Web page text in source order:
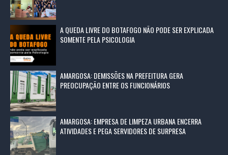
A QUEDA LIVRE DO BOTAFOGO NÃO PODE SER EXPLICADA
SOMENTE PELA PSICOLOGIA
AMARGOSA: DEMISSÕES NA PREFEITURA GERA
PREOCUPAÇÃO ENTRE OS FUNCIONÁRIOS
AMARGOSA: EMPRESA DE LIMPEZA URBANA ENCERRA
ATIVIDADES E PEGA SERVIDORES DE SURPRESA